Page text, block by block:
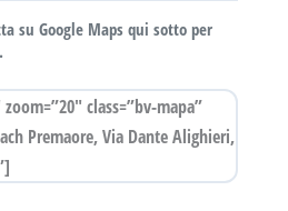
su Google Maps qui sotto per
class=”bv-mapa”
Premaore, Via Dante Alighieri,